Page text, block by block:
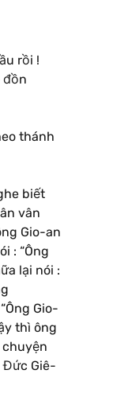
rồi !
đồn
thánh
biết
vân
Gio-an
: “Ông
lại nói :
Gio-
thì ông
Đức Giê-